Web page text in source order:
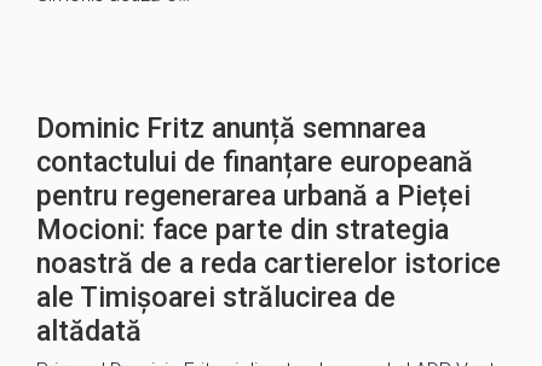
Dominic Fritz anunță semnarea
contactului de finanțare europeană
pentru regenerarea urbană a Pieței
Mocioni: face parte din strategia
noastră de a reda cartierelor istorice
ale Timișoarei strălucirea de
altădată